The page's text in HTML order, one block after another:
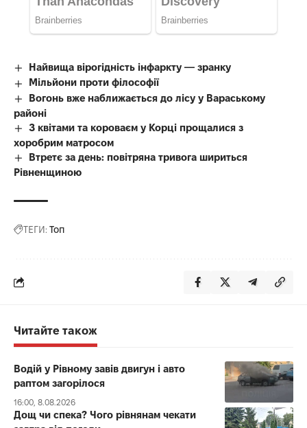
Найвища вірогідність інфаркту — зранку
Мільйони проти філософії
Вогонь вже наближається до лісу у Вараському
районі
З квітами та короваєм у Корці прощалися з
хоробрим матросом
Втретє за день: повітряна тривога шириться
Рівненщиною
ТЕГИ: Топ
Читайте також
Водій у Рівному завів двигун і авто
раптом загорілося
16:00, 8.08.2026
Дощ чи спека? Чого рівнянам чекати